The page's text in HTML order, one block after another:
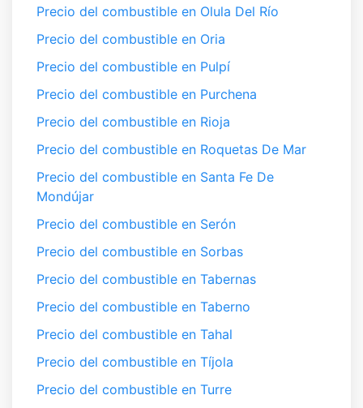
Precio del combustible en Olula Del Río
Precio del combustible en Oria
Precio del combustible en Pulpí
Precio del combustible en Purchena
Precio del combustible en Rioja
Precio del combustible en Roquetas De Mar
Precio del combustible en Santa Fe De
Mondújar
Precio del combustible en Serón
Precio del combustible en Sorbas
Precio del combustible en Tabernas
Precio del combustible en Taberno
Precio del combustible en Tahal
Precio del combustible en Tíjola
Precio del combustible en Turre